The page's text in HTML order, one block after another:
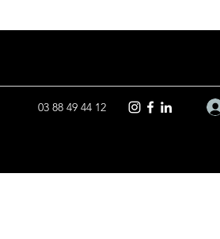
03 88 49 44 12